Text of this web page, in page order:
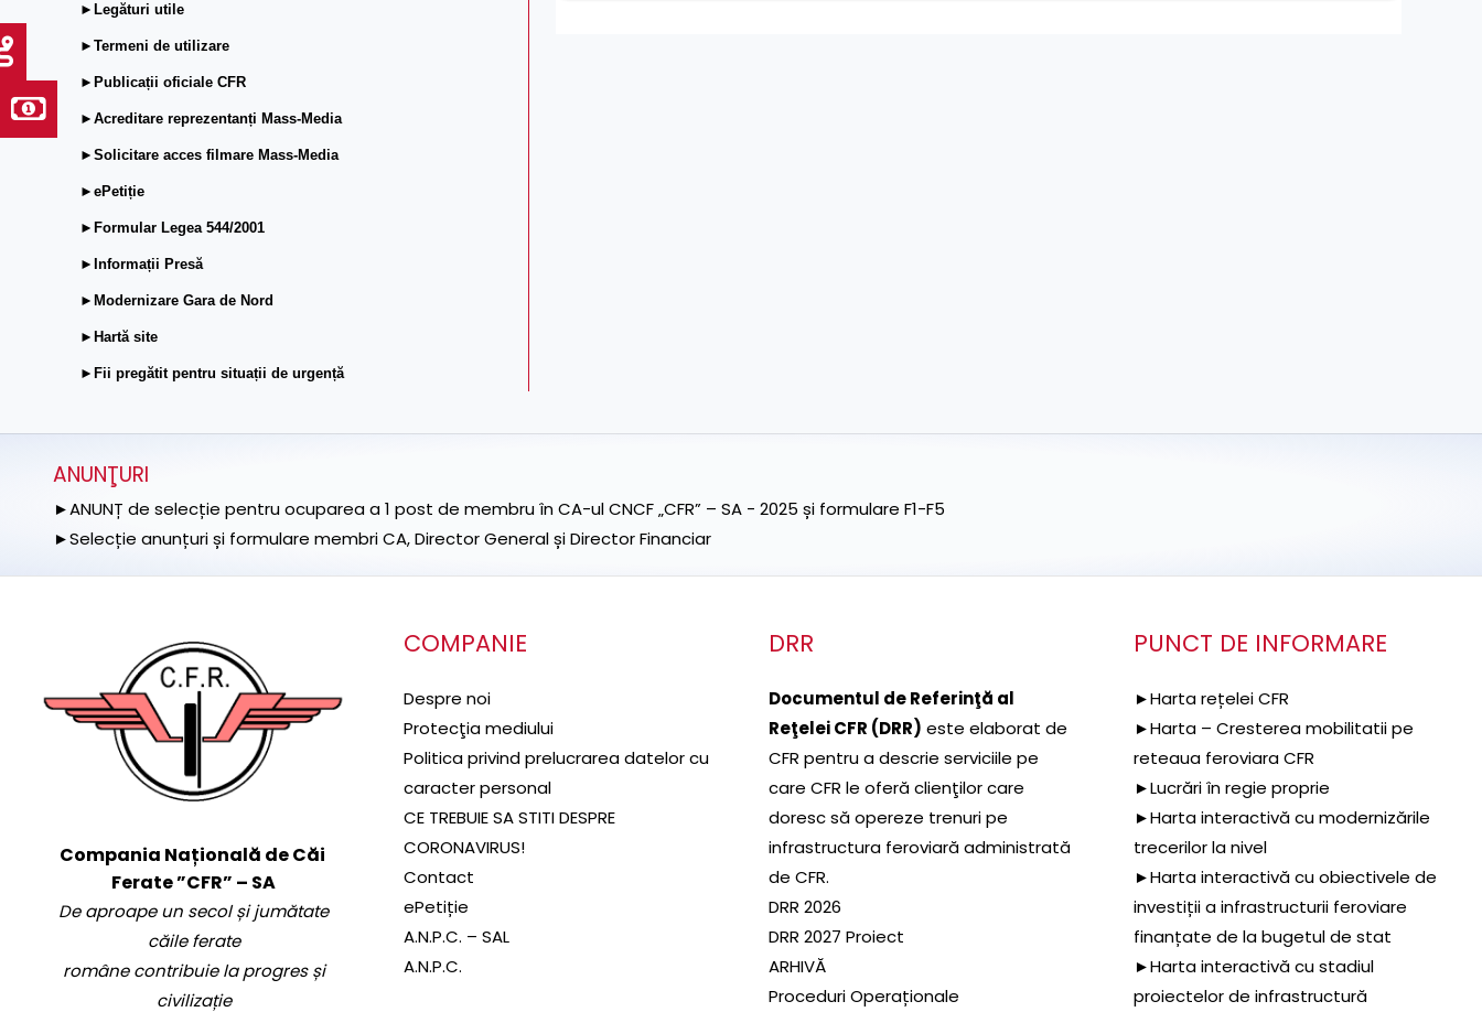
►Legături utile
►Termeni de utilizare
►Publicații oficiale CFR
►Acreditare reprezentanți Mass-Media
►Solicitare acces filmare Mass-Media
►ePetiție
►Formular Legea 544/2001
►Informații Presă
►Modernizare Gara de Nord
►Hartă site
►Fii pregătit pentru situații de urgență
ANUNŢURI
►ANUNȚ de selecție pentru ocuparea a 1 post de membru în CA-ul CNCF „CFR” – SA - 2025 și formulare F1-F5
►Selecție anunțuri și formulare membri CA, Director General și Director Financiar
Compania Națională de Căi
Ferate ”CFR” – SA
De aproape un secol și jumătate
căile ferate
române contribuie la progres și
civilizație
COMPANIE
Despre noi
Protecţia mediului
Politica privind prelucrarea datelor cu
caracter personal
CE TREBUIE SA STITI DESPRE
CORONAVIRUS!
Contact
ePetiție
A.N.P.C. – SAL
A.N.P.C.
DRR
Documentul de Referinţă al
Reţelei CFR (DRR) este elaborat de
CFR pentru a descrie serviciile pe
care CFR le oferă clienţilor care
doresc să opereze trenuri pe
infrastructura feroviară administrată
de CFR.
DRR 2026
DRR 2027 Proiect
ARHIVĂ
Proceduri Operaționale
PUNCT DE INFORMARE
►Harta rețelei CFR
►Harta – Cresterea mobilitatii pe
reteaua feroviara CFR
►Lucrări în regie proprie
►Harta interactivă cu modernizările
trecerilor la nivel
►Harta interactivă cu obiectivele de
investiții a infrastructurii feroviare
finanțate de la bugetul de stat
►Harta interactivă cu stadiul
proiectelor de infrastructură